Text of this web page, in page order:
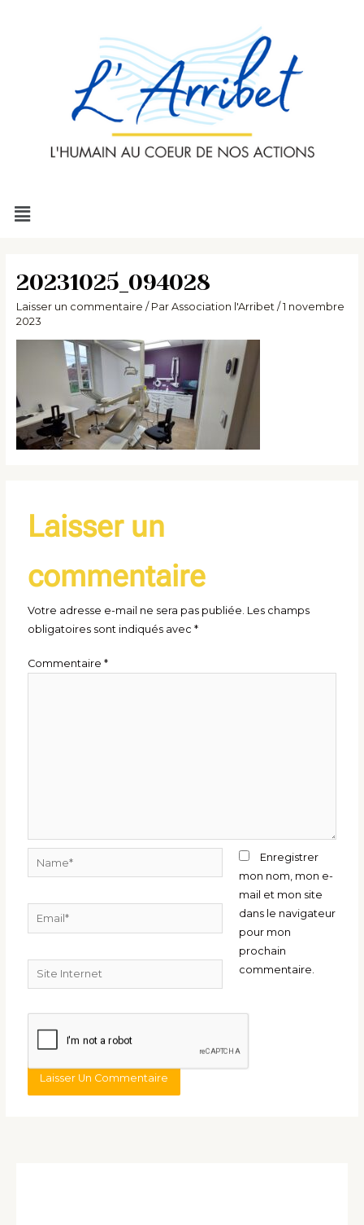
Menu
20231025_094028
Laisser un commentaire / Par Association l'Arribet / 1 novembre
2023
Laisser un
commentaire
Votre adresse e-mail ne sera pas publiée. Les champs
obligatoires sont indiqués avec*
Commentaire*
Email*
Site
Internet
Enregistrer
mon nom, mon e-
mail et mon site
dans le navigateur
pour mon
prochain
commentaire.